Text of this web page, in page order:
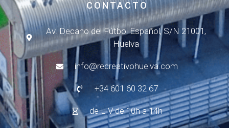
CONTACTO
Av. Decano del Fútbol Español, S/N 21001,
Huelva
info@recreativohuelva.com
+34 601 60 32 67
de L-V de 10h a 14h